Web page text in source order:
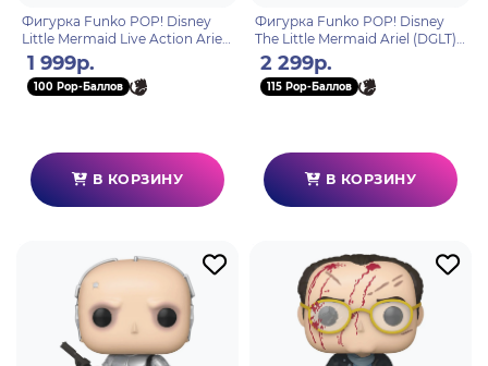
Фигурка Funko POP! Disney
Little Mermaid Live Action Ariel
(1362) 70732
1 999р.
100 Pop-Баллов
В КОРЗИНУ
Фигурка Funko POP! Disney
The Little Mermaid Ariel (DGLT)
(Exc) (1362) 71123
2 299р.
115 Pop-Баллов
В КОРЗИНУ